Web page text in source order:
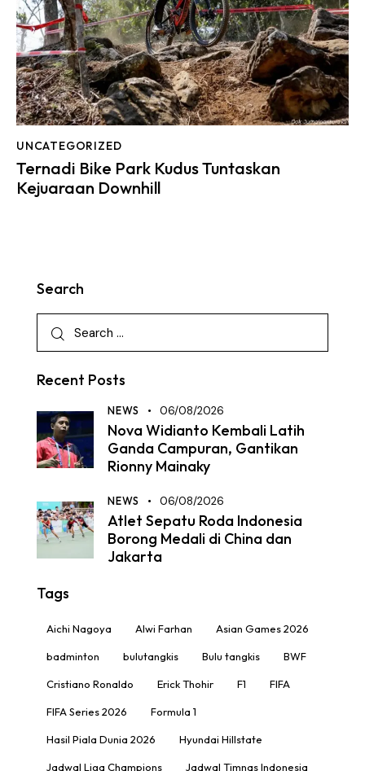
UNCATEGORIZED
Ternadi Bike Park Kudus Tuntaskan
Kejuaraan Downhill
Search
Recent Posts
NEWS 06/08/2026
Nova Widianto Kembali Latih
Ganda Campuran, Gantikan
Rionny Mainaky
NEWS 06/08/2026
Atlet Sepatu Roda Indonesia
Borong Medali di China dan
Jakarta
Tags
Aichi Nagoya Alwi Farhan Asian Games 2026
badminton bulutangkis Bulu tangkis BWF
Cristiano Ronaldo Erick Thohir F1 FIFA
FIFA Series 2026 Formula 1
Hasil Piala Dunia 2026 Hyundai Hillstate
Jadwal Liga Champions Jadwal Timnas Indonesia